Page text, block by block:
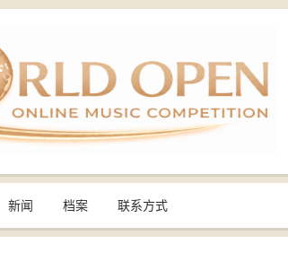
新闻 档案 联系方式